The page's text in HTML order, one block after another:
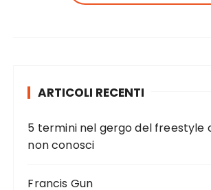
ARTICOLI RECENTI
5 termini nel gergo del freestyle
non conosci
Francis Gun